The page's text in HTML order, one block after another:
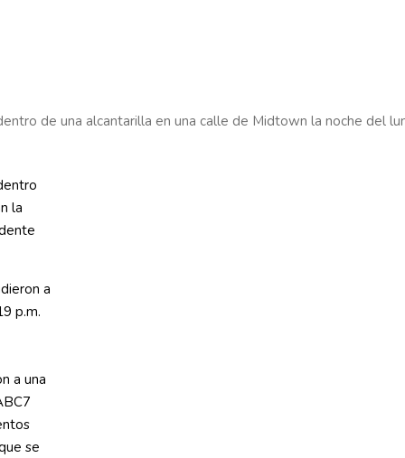
de una alcantarilla en una calle de Midtown la noche del
la
a
p.m.
a una
se